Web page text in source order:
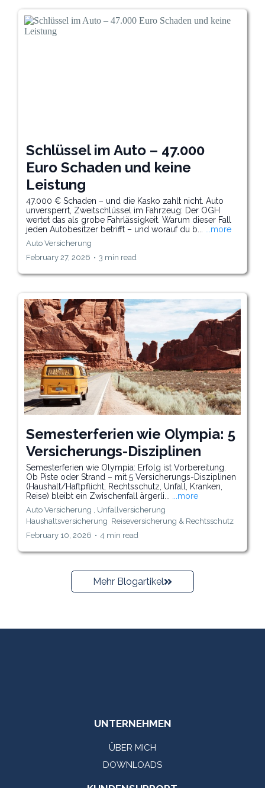
Schlüssel im Auto – 47.000
Euro Schaden und keine
Leistung
47.000 € Schaden – und die Kasko zahlt nicht. Auto
unversperrt, Zweitschlüssel im Fahrzeug: Der OGH
wertet das als grobe Fahrlässigkeit. Warum dieser Fall
jeden Autobesitzer betrifft – und worauf du b...
...more
Auto Versicherung
February 27, 2026 • 3 min read
Semesterferien wie Olympia: 5
Versicherungs-Disziplinen
Semesterferien wie Olympia: Erfolg ist Vorbereitung.
Ob Piste oder Strand – mit 5 Versicherungs-Disziplinen
(Haushalt/Haftpflicht, Rechtsschutz, Unfall, Kranken,
Reise) bleibt ein Zwischenfall ärgerli...
...more
Auto Versicherung , Unfallversicherung
Haushaltsversicherung Reiseversicherung & Rechtsschutz
February 10, 2026 • 4 min read
Mehr Blogartikel
UNTERNEHMEN
ÜBER MICH
DOWNLOADS